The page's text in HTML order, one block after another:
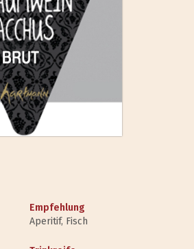
Empfehlung
Aperitif, Fisch